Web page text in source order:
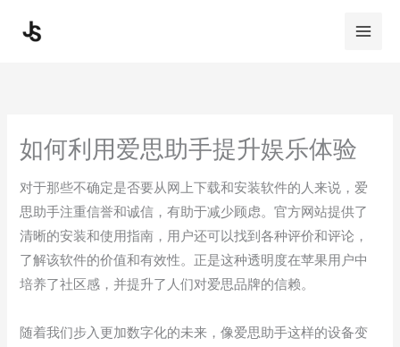
如何利用爱思助手提升娱乐体验
对于那些不确定是否要从网上下载和安装软件的人来说，爱
思助手注重信誉和诚信，有助于减少顾虑。官方网站提供了
清晰的安装和使用指南，用户还可以找到各种评价和评论，
了解该软件的价值和有效性。正是这种透明度在苹果用户中
培养了社区感，并提升了人们对爱思品牌的信赖。
随着我们步入更加数字化的未来，像爱思助手这样的设备变